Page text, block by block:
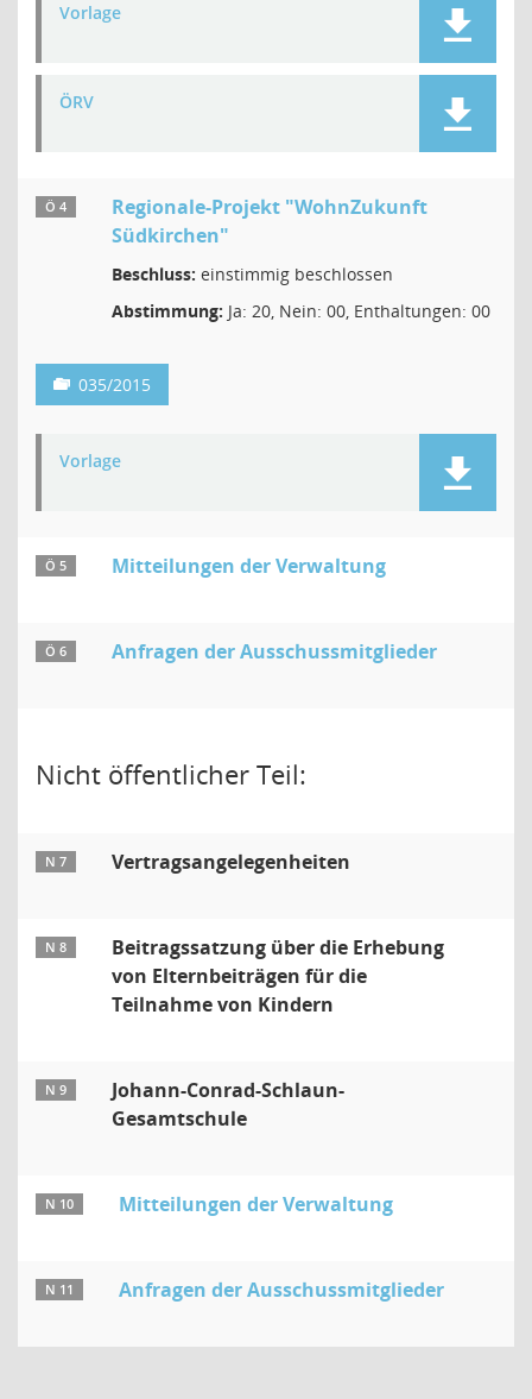
Vorlage
ÖRV
Ö 4
Regionale-Projekt "WohnZukunft
Südkirchen"
Beschluss: einstimmig beschlossen
Abstimmung: Ja: 20, Nein: 00, Enthaltungen: 00
035/2015
Vorlage
Ö 5 Mitteilungen der Verwaltung
Ö 6 Anfragen der Ausschussmitglieder
Nicht öffentlicher Teil:
N 7 Vertragsangelegenheiten
N 8
Beitragssatzung über die Erhebung
von Elternbeiträgen für die
Teilnahme von Kindern
N 9
Johann-Conrad-Schlaun-
Gesamtschule
N 10 Mitteilungen der Verwaltung
N 11 Anfragen der Ausschussmitglieder